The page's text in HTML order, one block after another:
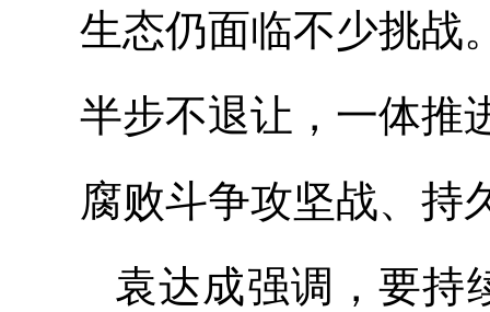
生态仍面临不少挑战
半步不退让，一体推
腐败斗争攻坚战、持
袁达成强调，要持